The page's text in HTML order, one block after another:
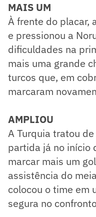
MAIS UM
À frente do placar,
e pressionou a
dificuldades na
mais uma grande
turcos que, em
marcaram
AMPLIOU
A Turquia tratou
partida já no início
marcar mais um
assistência do
colocou o time em
segura no